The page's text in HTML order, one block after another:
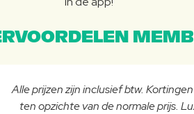
Alle prijzen zijn inclusief btw.
ten opzichte van de normale prijs.